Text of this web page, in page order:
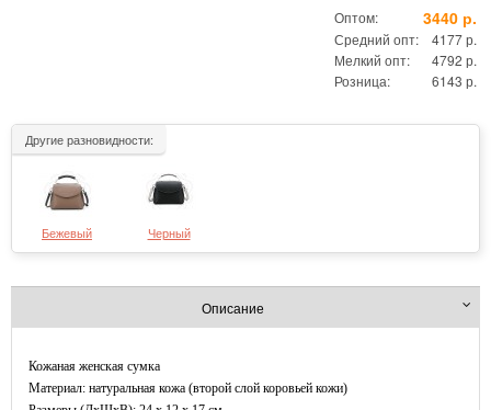
Оптом: 3440 р.
Средний опт:
4177 р.
Мелкий опт:
4792 р.
Розница:
6143 р.
Другие разновидности:
Бежевый Черный
Описание
Кожаная женская сумка
Материал: натуральная кожа (второй слой коровьей кожи)